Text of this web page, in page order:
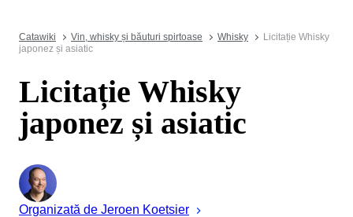
Catawiki Vin, whisky și băuturi spirtoase Whisky
Licitație Whisky
japonez și asiatic
Licitație Whisky
japonez și asiatic
Organizată de Jeroen Koetsier